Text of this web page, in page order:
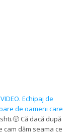
Echipaj de
de oameni care
Că dacă după
dăm seama ce